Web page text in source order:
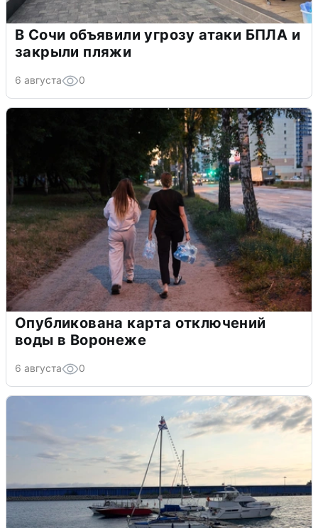
В Сочи объявили угрозу атаки БПЛА и
закрыли пляжи
6 августа 0
Опубликована карта отключений
воды в Воронеже
6 августа 0